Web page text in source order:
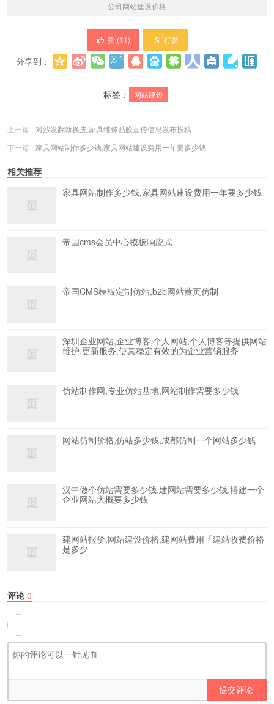
公司网站建设价格
赞 (11) 打赏
分享到：
标签：
网站建设
上一篇
对沙发翻新换皮,家具维修贴膜宣传信息发布投稿
下一篇
家具网站制作多少钱,家具网站建设费用一年要多少钱
相关推荐
家具网站制作多少钱,家具网站建设费用一年要多少钱
帝国cms会员中心模板响应式
帝国CMS模板定制仿站,b2b网站黄页仿制
深圳企业网站,企业博客,个人网站,个人博客等提供网站
维护,更新服务,使其稳定有效的为企业营销服务
仿站制作网,专业仿站基地,网站制作需要多少钱
网站仿制价格,仿站多少钱,成都仿制一个网站多少钱
汉中做个仿站需要多少钱,建网站需要多少钱,搭建一个
企业网站大概要多少钱
建网站报价,网站建设价格,建网站费用「建站收费价格
是多少
评论 0
提交评论